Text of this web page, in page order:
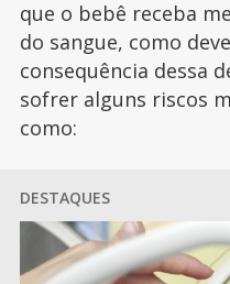
que o bebê receba
do sangue, como
consequência dessa
sofrer alguns riscos
como:
DESTAQUES